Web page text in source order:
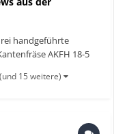
handgeführte
AKFH 18-5
die Fasen
(und 15 weitere)